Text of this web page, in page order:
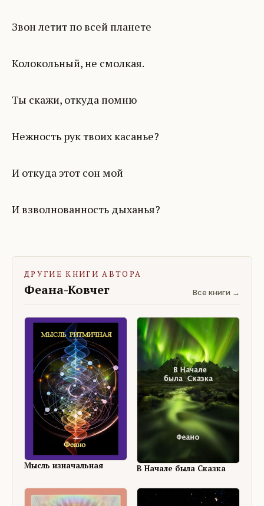
Звон летит по всей планете
Колокольный, не смолкая.
Ты скажи, откуда помню
Нежность рук твоих касанье?
И откуда этот сон мой
И взволнованность дыханья?
ДРУГИЕ КНИГИ АВТОРА
Феана-Ковчег Все книги →
Мысль изначальная В Начале была Сказка